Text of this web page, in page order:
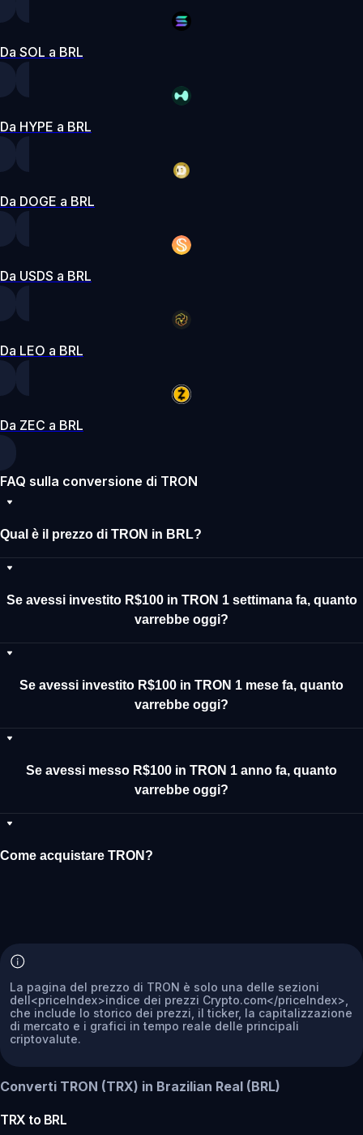
Da SOL a BRL
Da HYPE a BRL
Da DOGE a BRL
Da USDS a BRL
Da LEO a BRL
Da ZEC a BRL
FAQ sulla conversione di TRON
Qual è il prezzo di TRON in BRL?
Se avessi investito R$100 in TRON 1 settimana fa, quanto
varrebbe oggi?
Se avessi investito R$100 in TRON 1 mese fa, quanto
varrebbe oggi?
Se avessi messo R$100 in TRON 1 anno fa, quanto
varrebbe oggi?
Come acquistare TRON?
La pagina del prezzo di TRON è solo una delle sezioni
dell<priceIndex>indice dei prezzi Crypto.com</priceIndex>,
che include lo storico dei prezzi, il ticker, la capitalizzazione
di mercato e i grafici in tempo reale delle principali
criptovalute.
Converti TRON (TRX) in Brazilian Real (BRL)
TRX to BRL